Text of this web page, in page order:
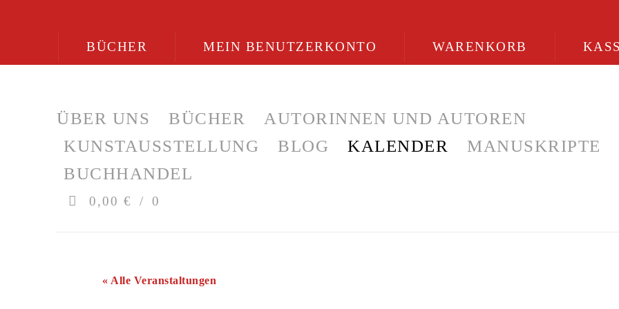
BÜCHER MEIN BENUTZERKONTO WARENKORB
ÜBER UNS BÜCHER
AUTORINNEN UND AUTOREN
KUNSTAUSSTELLUNG
BLOG KALENDER
MANUSKRIPTE
BUCHHANDEL
0,00 € 0
« Alle Veranstaltungen